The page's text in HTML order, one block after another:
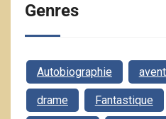
Genres
Autobiographie
drame Fantastique